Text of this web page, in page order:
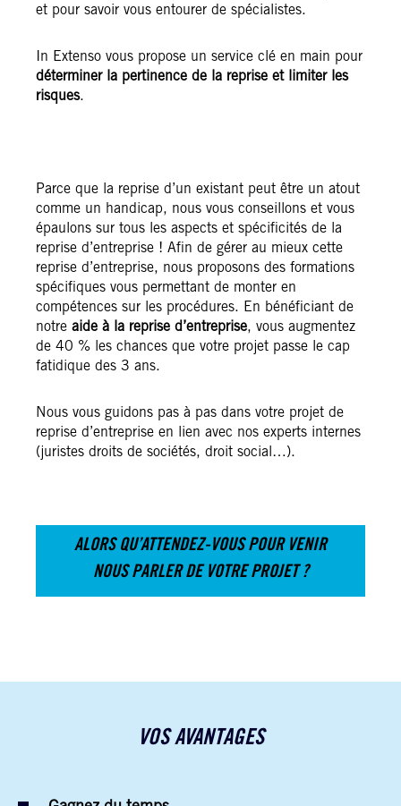
et pour savoir vous entourer de spécialistes.
In Extenso vous propose un service clé en main pour
déterminer la pertinence de la reprise et limiter les
risques.
Parce que la reprise d’un existant peut être un atout
comme un handicap, nous vous conseillons et vous
épaulons sur tous les aspects et spécificités de la
reprise d’entreprise ! Afin de gérer au mieux cette
reprise d’entreprise, nous proposons des formations
spécifiques vous permettant de monter en
compétences sur les procédures. En bénéficiant de
notre aide à la reprise d’entreprise, vous augmentez
de 40 % les chances que votre projet passe le cap
fatidique des 3 ans.
Nous vous guidons pas à pas dans votre projet de
reprise d’entreprise en lien avec nos experts internes
(juristes droits de sociétés, droit social…).
ALORS QU’ATTENDEZ-VOUS POUR VENIR
NOUS PARLER DE VOTRE PROJET ?
VOS AVANTAGES